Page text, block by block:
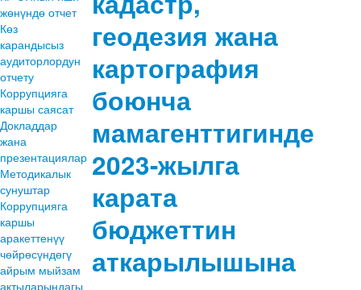
жөнүндө отчет
Көз
карандысыз
аудиторлордун
отчету
Коррупцияга
каршы саясат
Докладдар
жана
презентациялар
Методикалык
сунуштар
Коррупцияга
каршы
аракеттенүү
чөйрөсүндөгү
айрым мыйзам
актыларындагы
геодезия жана
картография
боюнча
мамагенттигинде
2023-жылга
карата
бюджеттин
аткарылышына